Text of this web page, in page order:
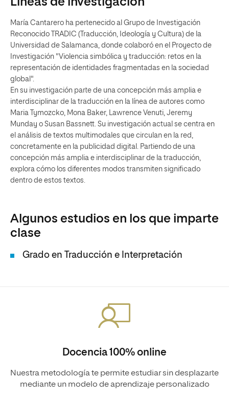
María Cantarero ha pertenecido al Grupo de Investigación
Reconocido TRADIC (Traducción, Ideología y Cultura) de la
Universidad de Salamanca, donde colaboró en el Proyecto de
Investigación "Violencia simbólica y traducción: retos en la
representación de identidades fragmentadas en la sociedad
global".
En su investigación parte de una concepción más amplia e
interdisciplinar de la traducción en la línea de autores como
Maria Tymozcko, Mona Baker, Lawrence Venuti, Jeremy
Munday o Susan Bassnett. Su investigación actual se centra en
el análisis de textos multimodales que circulan en la red,
concretamente en la publicidad digital. Partiendo de una
concepción más amplia e interdisciplinar de la traducción,
explora cómo los diferentes modos transmiten significado
dentro de estos textos.
Algunos estudios en los que imparte
clase
Grado en Traducción e Interpretación
Docencia 100% online
Nuestra metodología te permite estudiar sin desplazarte
mediante un modelo de aprendizaje personalizado